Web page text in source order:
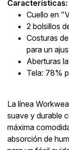
Características:
Cuello en
2 bolsillos
Costuras
para un
Aberturas
Tela: 78%
La línea
suave y durable
máxima
absorción de